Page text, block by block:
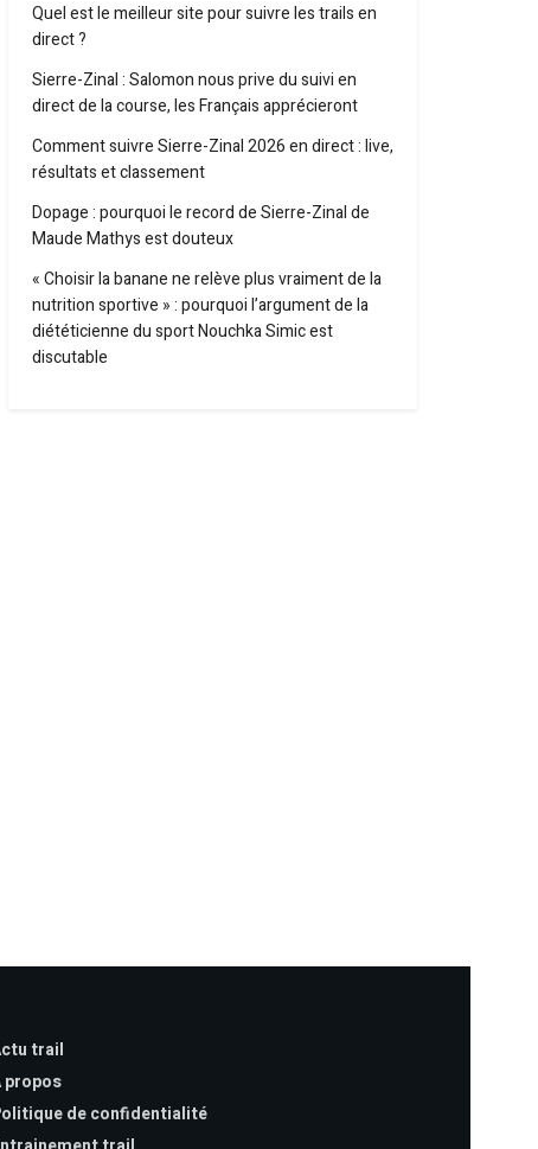
Quel est le meilleur site pour suivre les trails en
direct ?
Sierre-Zinal : Salomon nous prive du suivi en
direct de la course, les Français apprécieront
Comment suivre Sierre-Zinal 2026 en direct : live,
résultats et classement
Dopage : pourquoi le record de Sierre-Zinal de
Maude Mathys est douteux
« Choisir la banane ne relève plus vraiment de la
nutrition sportive » : pourquoi l’argument de la
diététicienne du sport Nouchka Simic est
discutable
trail
propos
de confidentialité